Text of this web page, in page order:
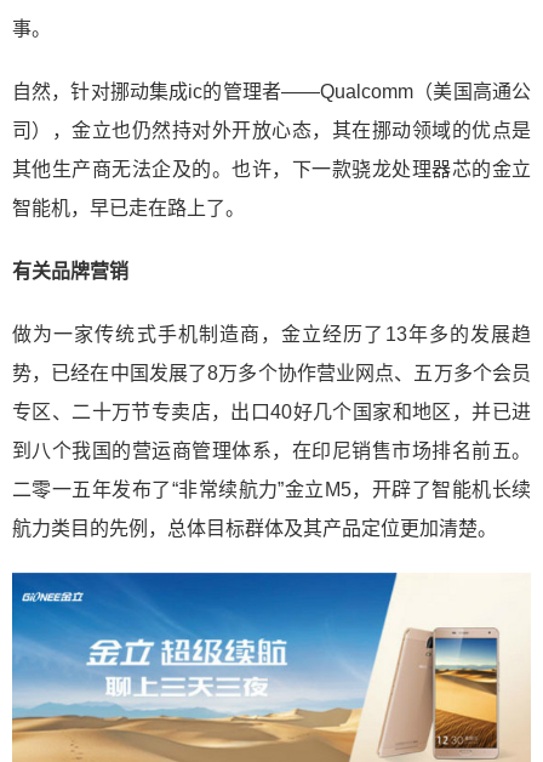
事。
自然，针对挪动集成ic的管理者——Qualcomm（美国高通公
司），金立也仍然持对外开放心态，其在挪动领域的优点是
其他生产商无法企及的。也许，下一款骁龙处理器芯的金立
智能机，早已走在路上了。
有关品牌营销
做为一家传统式手机制造商，金立经历了13年多的发展趋
势，已经在中国发展了8万多个协作营业网点、五万多个会员
专区、二十万节专卖店，出口40好几个国家和地区，并已进
到八个我国的营运商管理体系，在印尼销售市场排名前五。
二零一五年发布了“非常续航力”金立M5，开辟了智能机长续
航力类目的先例，总体目标群体及其产品定位更加清楚。